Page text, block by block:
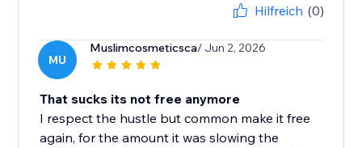
Hilfreich (0)
MU
Muslimcosmeticsca/ Jun 2, 2026
That sucks its not free anymore
I respect the hustle but common make it free
again, for the amount it was slowing the